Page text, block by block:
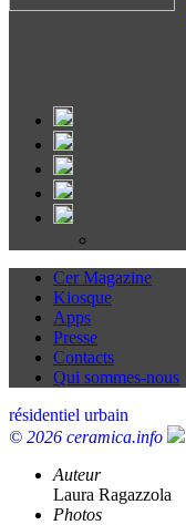
Cer Magazine
Kiosque
Apps
Presse
Contacts
Qui sommes-nous
résidentiel urbain
© 2026 ceramica.info
Auteur
Laura Ragazzola
Photos